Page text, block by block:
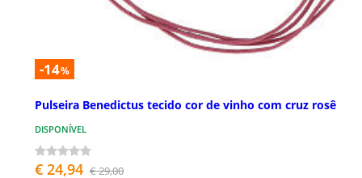
-14%
Pulseira Benedictus tecido cor de vinho com cruz rosê
DISPONÍVEL
€ 24,94 € 29,00